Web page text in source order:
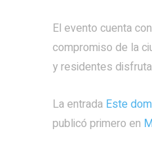
El evento cuenta
compromiso de la
y residentes
La entrada Este
publicó primero en